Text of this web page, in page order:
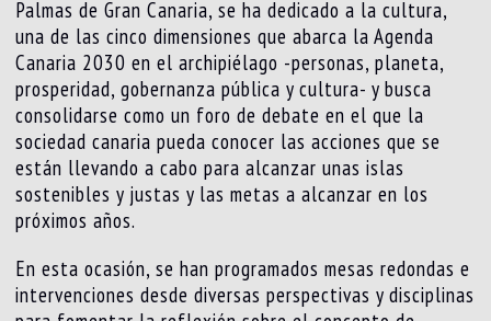
Palmas de Gran Canaria, se ha dedicado a la cultura,
una de las cinco dimensiones que abarca la Agenda
Canaria 2030 en el archipiélago -personas, planeta,
prosperidad, gobernanza pública y cultura- y busca
consolidarse como un foro de debate en el que la
sociedad canaria pueda conocer las acciones que se
están llevando a cabo para alcanzar unas islas
sostenibles y justas y las metas a alcanzar en los
próximos años.
En esta ocasión, se han programados mesas redondas e
intervenciones desde diversas perspectivas y disciplinas